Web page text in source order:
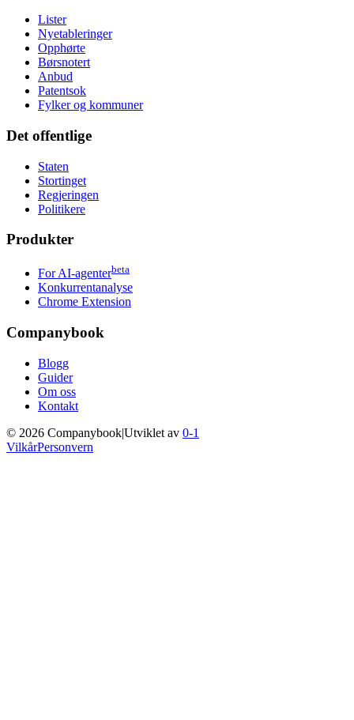
Lister
Nyetableringer
Opphørte
Børsnotert
Anbud
Patentsok
Fylker og kommuner
Det offentlige
Staten
Stortinget
Regjeringen
Politikere
Produkter
For AI-agenterbeta
Konkurrentanalyse
Chrome Extension
Companybook
Blogg
Guider
Om oss
Kontakt
© 2026 Companybook|Utviklet av 0-1
VilkårPersonvern